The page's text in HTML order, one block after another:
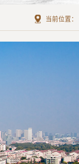
当前位置：